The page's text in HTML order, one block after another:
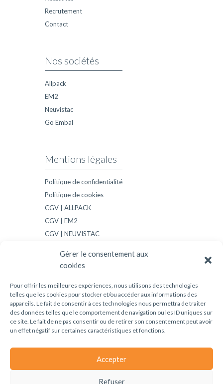
Gérer le consentement aux
cookies
Pour offrir les meilleures expériences, nous utilisons des technologies
telles que les cookies pour stocker et/ou accéder aux informations des
appareils. Le fait de consentir à ces technologies nous permettra de traiter
des données telles que le comportement de navigation ou les ID uniques sur
ce site. Le fait de ne pas consentir ou de retirer son consentement peut avoir
un effet négatif sur certaines caractéristiques et fonctions.
Accepter
Refuser
Recrutement
Contact
Nos sociétés
Allpack
EM2
Neuvistac
Go Embal
Mentions légales
Politique de confidentialité
Politique de cookies
CGV | ALLPACK
CGV | EM2
CGV | NEUVISTAC
Le carton contribue à la protection de l’environnement et participe à
l’économie durable